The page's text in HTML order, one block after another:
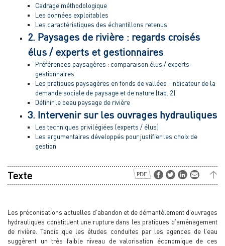
Cadrage méthodologique
Les données exploitables
Les caractéristiques des échantillons retenus
2. Paysages de rivière : regards croisés
élus / experts et gestionnaires
Préférences paysagères : comparaison élus / experts-
gestionnaires
Les pratiques paysagères en fonds de vallées : indicateur de la
demande sociale de paysage et de nature (tab. 2)
Définir le beau paysage de rivière
3. Intervenir sur les ouvrages hydrauliques
Les techniques privilégiées (experts / élus)
Les argumentaires développés pour justifier les choix de
gestion
Texte
Les préconisations actuelles d’abandon et de démantèlement d’ouvrages
hydrauliques constituent une rupture dans les pratiques d’aménagement
de rivière. Tandis que les études conduites par les agences de l’eau
suggèrent un très faible niveau de valorisation économique de ces